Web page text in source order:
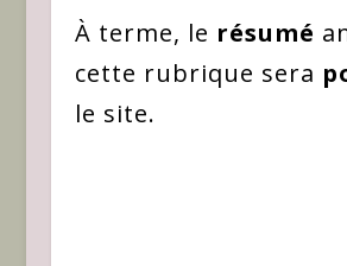
À terme, le résumé
cette rubrique sera
le site.